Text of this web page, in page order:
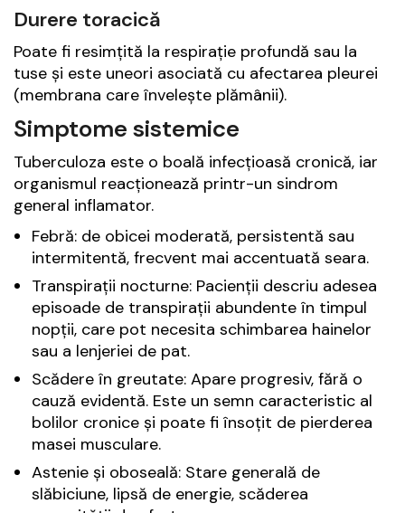
Durere toracică
Poate fi resimțită la respirație profundă sau la
tuse și este uneori asociată cu afectarea pleurei
(membrana care învelește plămânii).
Simptome sistemice
Tuberculoza este o boală infecțioasă cronică, iar
organismul reacționează printr-un sindrom
general inflamator.
Febră: de obicei moderată, persistentă sau
intermitentă, frecvent mai accentuată seara.
Transpirații nocturne: Pacienții descriu adesea
episoade de transpirații abundente în timpul
nopții, care pot necesita schimbarea hainelor
sau a lenjeriei de pat.
Scădere în greutate: Apare progresiv, fără o
cauză evidentă. Este un semn caracteristic al
bolilor cronice și poate fi însoțit de pierderea
masei musculare.
Astenie și oboseală: Stare generală de
slăbiciune, lipsă de energie, scăderea